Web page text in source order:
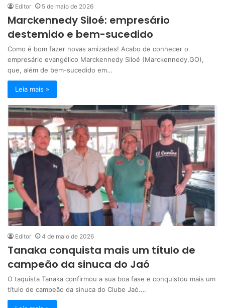
Editor 5 de maio de 2026
Marckennedy Siloé: empresário
destemido e bem-sucedido
Como é bom fazer novas amizades! Acabo de conhecer o
empresário evangélico Marckennedy Siloé (Marckennedy.GO),
que, além de bem-sucedido em…
Leia mais »
Editor 4 de maio de 2026
Tanaka conquista mais um título de
campeão da sinuca do Jaó
O taquista Tanaka confirmou a sua boa fase e conquistou mais um
título de campeão da sinuca do Clube Jaó.…